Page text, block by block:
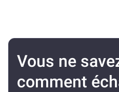
Vous ne
comment